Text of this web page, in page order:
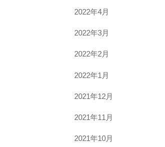
2022年4月
2022年3月
2022年2月
2022年1月
2021年12月
2021年11月
2021年10月